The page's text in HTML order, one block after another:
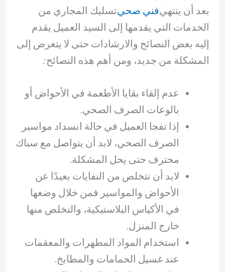
بعد أن ينتهيفني صحيتسليك المجاري من
الخدمات التي يقدمها إلى السيد العميل يقدم
إليه بعض النصائح والارشادات حتى لا يتعرض إلى
المشكلة من جديد، ومن أهم هذه النصائح:
عدم إلقاء بقايا الأطعمة في الأحواض أو
بالوعات الصرف الصحي.
إذا تفجا العميل في حالة انسداد مواسير
الصرف الصحي، لابد أن يتواصل مع سباك
محترف حتى يحل المشكلة.
لابد أن نتخلص من النفايات بعيدًا عن
الأحواض والمواسير فمن خلال وضعها
في الأكياس البلاستيكية، والتخلص منها
خارج المنزل.
استخدام المواد المطهرات والمعقمات
عند غسيل الحمامات والمطابخ.